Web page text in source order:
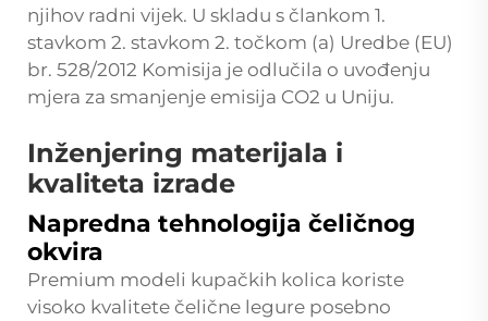
njihov radni vijek. U skladu s člankom 1.
stavkom 2. stavkom 2. točkom (a) Uredbe (EU)
br. 528/2012 Komisija je odlučila o uvođenju
mjera za smanjenje emisija CO2 u Uniju.
Inženjering materijala i
kvaliteta izrade
Napredna tehnologija čeličnog
okvira
Premium modeli kupačkih kolica koriste
visoko kvalitete čelične legure posebno